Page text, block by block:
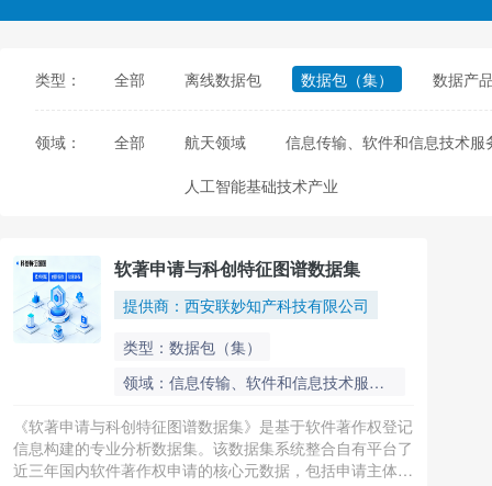
类型： 全部 离线数据包 数据包（集） 数据产
领域： 全部 航天领域
信息传输、软件和信息技术服
人工智能基础技术产业
软著申请与科创特征图谱数据集
提供商：西安联妙知产科技有限公司
类型：数据包（集）
领域：信息传输、软件和信息技术服务、专利服务
《软著申请与科创特征图谱数据集》是基于软件著作权登记
信息构建的专业分析数据集。该数据集系统整合自有平台了
近三年国内软件著作权申请的核心元数据，包括申请主体、